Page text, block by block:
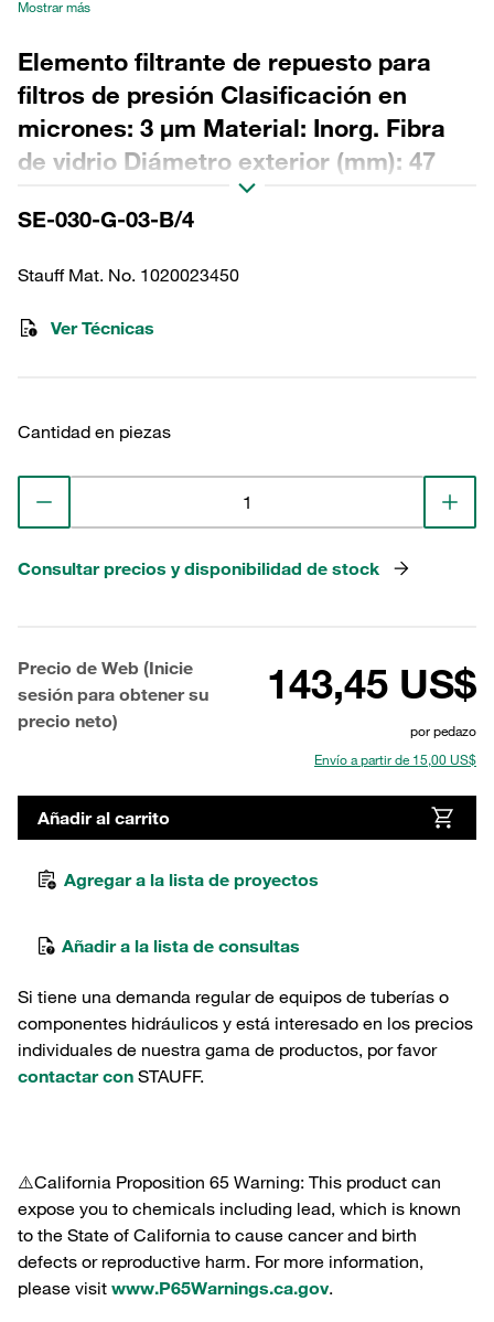
Mostrar más
Elemento filtrante de repuesto para
filtros de presión Clasificación en
micrones: 3 µm Material: Inorg. Fibra
de vidrio Diámetro exterior (mm): 47
Diámetro interior (mm): 22,2 Longitud
(mm): 153 Sellado: NBR, relación β
SE-030-G-03-B/4
Stauff Mat. No. 1020023450
Ver Técnicas
Cantidad en piezas
Consultar precios y disponibilidad de stock
Precio de Web (Inicie
sesión para obtener su
precio neto)
143,45 US$
por pedazo
Envío a partir de 15,00 US$
Añadir al carrito
Agregar a la lista de proyectos
Añadir a la lista de consultas
Si tiene una demanda regular de equipos de tuberías o
componentes hidráulicos y está interesado en los precios
individuales de nuestra gama de productos, por favor
contactar con STAUFF.
⚠️California Proposition 65 Warning: This product can
expose you to chemicals including lead, which is known
to the State of California to cause cancer and birth
defects or reproductive harm. For more information,
please visit www.P65Warnings.ca.gov.